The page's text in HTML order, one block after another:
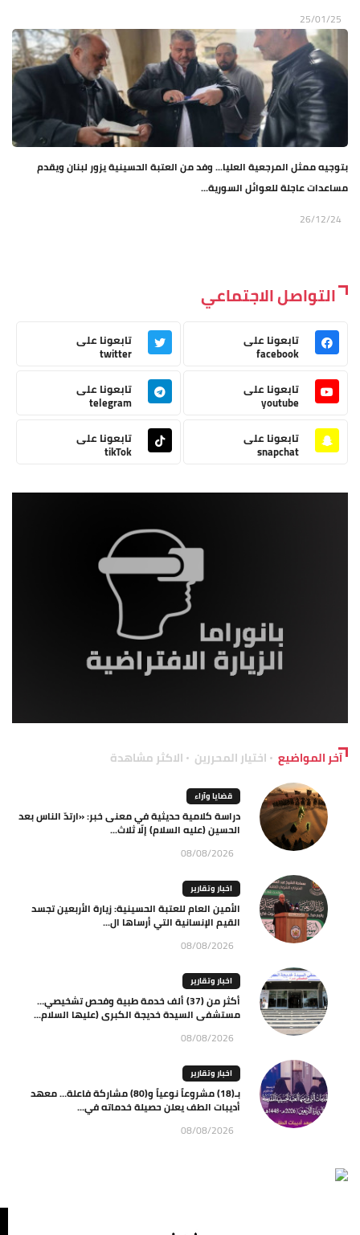
25/01/25
بتوجيه ممثل المرجعية العليا... وفد من العتبة الحسينية يزور لبنان ويقدم
مساعدات عاجلة للعوائل السورية...
26/12/24
التواصل الاجتماعي
تابعونا على
facebook
تابعونا على
twitter
تابعونا على
youtube
تابعونا على
telegram
تابعونا على
snapchat
تابعونا على
tikTok
آخر المواضيع اختيار المحررين الاكثر مشاهدة
قضايا وآراء
دراسة كلامية حديثية في معنى خبر: «ارتدّ الناس بعد
الحسين (عليه السلام) إلّا ثلاث...
08/08/2026
اخبار وتقارير
الأمين العام للعتبة الحسينية: زيارة الأربعين تجسد
القيم الإنسانية التي أرساها ال...
08/08/2026
اخبار وتقارير
أكثر من (37) ألف خدمة طبية وفحص تشخيصي…
مستشفى السيدة خديجة الكبرى (عليها السلام...
08/08/2026
اخبار وتقارير
بـ(18) مشروعاً نوعياً و(80) مشاركة فاعلة… معهد
أديبات الطف يعلن حصيلة خدماته في...
08/08/2026